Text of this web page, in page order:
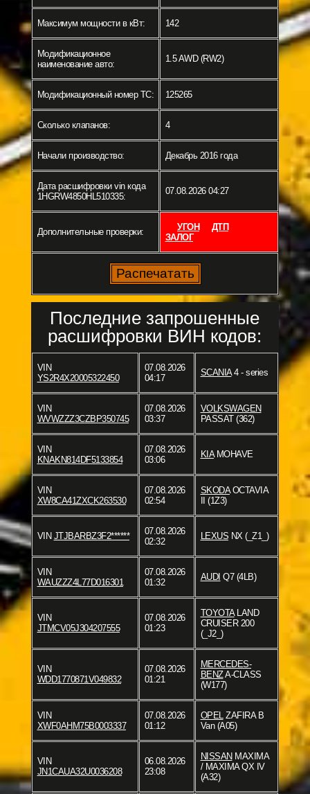
Максимум мощности в кВт: 142
Модификационное
наименование авто:
1.5 AWD (RW2)
Модификационный номер ТС: 125265
Сколько клапанов: 4
Начали производство: Декабрь 2016 года
Дата расшифровки vin кода
1HGRW4850HL510335:
07.08.2026 04:27
Дополнительные проверки: УГОН
ДТП
ЗАЛОГ
Последние запрошенные
расшифровки ВИН кодов:
VIN
YS2R4X20005322450
07.08.2026
04:17
SCANIA4 - series
VIN
WVWZZZ3CZBP350745
07.08.2026
03:37
VOLKSWAGEN
PASSAT (362)
VIN
KNAKN814DF5133854
07.08.2026
03:06
KIAMOHAVE
VIN
XW8CA41ZXCK263530
07.08.2026
02:54
SKODAOCTAVIA
II (1Z3)
VIN JTJBARBZ3F2******
07.08.2026
02:32
LEXUS NX (_Z1_)
VIN
WAUZZZ4L77D016301
07.08.2026
01:32
AUDI Q7 (4LB)
VIN
JTMCV05J304207555
07.08.2026
01:23
TOYOTALAND
CRUISER 200
(_J2_)
VIN
WDD1770871V049832
07.08.2026
01:21
MERCEDES-
BENZA-CLASS
(W177)
VIN
XWF0AHM75B0003337
07.08.2026
01:12
OPEL
ZAFIRA B
Van (A05)
VIN
JN1CAUA32U0036208
06.08.2026
23:08
NISSAN MAXIMA
/ MAXIMA QX IV
(A32)